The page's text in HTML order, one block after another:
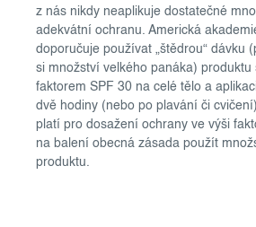
z nás nikdy neaplikuje dostatečné
adekvátní ochranu. Americká
doporučuje používat „štědrou“ dávku
si množství velkého panáka) produktu
faktorem SPF 30 na celé tělo a
dvě hodiny (nebo po plavání či
platí pro dosažení ochrany ve výši
na balení obecná zásada použít
produktu.